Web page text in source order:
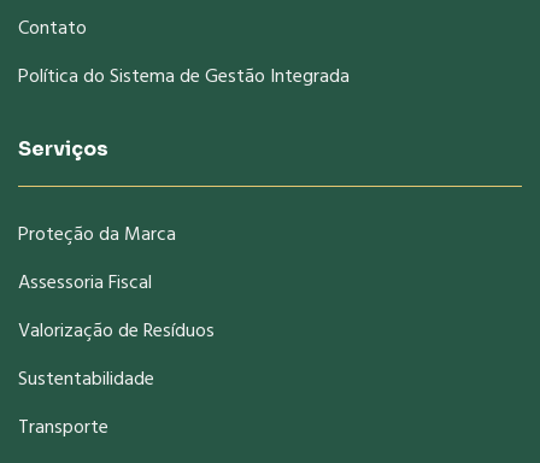
Contato
Política do Sistema de Gestão Integrada
Serviços
Proteção da Marca
Assessoria Fiscal
Valorização de Resíduos
Sustentabilidade
Transporte